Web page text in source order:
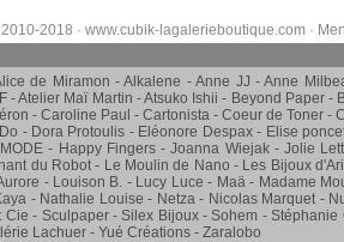
2018 · www.cubik-lagalerieboutique.com·
de Miramon Alkalene Anne JJ
Anne
Atelier Maï Martin Atsuko Ishii Beyond Paper
Caroline Paul Cartonista Coeur de Toner
Dora Protoulis Eléonore Despax
Elise
Happy Fingers Joanna Wiejak
Jolie
du Robot Le Moulin de Nano
Les Bijoux d'Ari
Louison B. Lucy Luce Maä
Madame
Nathalie Louise Netza Nicolas Marquet
Cie Sculpaper Silex Bijoux Sohem
Stéphanie
Lachuer Yué Créations Zaralobo